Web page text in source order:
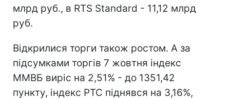
млрд руб., в RTS Standard - 11,12 млрд
руб.
Відкрилися торги також ростом. А за
підсумками торгів 7 жовтня індекс
ММВБ виріс на 2,51% - до 1351,42
пункту, індекс РТС піднявся на 3,16%,